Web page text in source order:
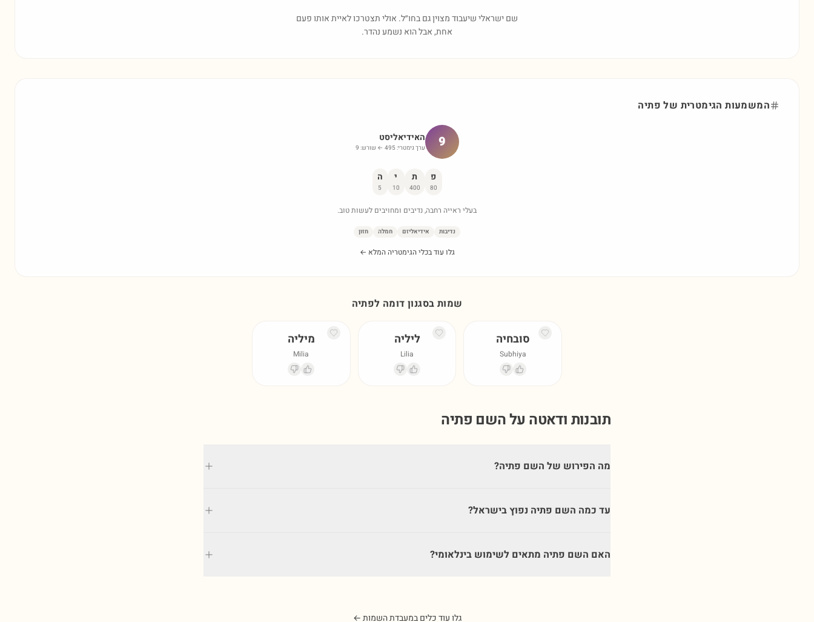
שם ישראלי שיעבוד מצוין גם בחו״ל. אולי תצטרכו לאיית אותו פעם
אחת, אבל הוא נשמע נהדר.
המשמעות הגימטרית של פתיה
9 האידיאליסט
ערך גימטרי: 495 ← שורש: 9
פ
80
ת
400
י
10
ה
5
בעלי ראייה רחבה, נדיבים ומחויבים לעשות טוב.
נדיבות אידיאליזם חמלה חזון
גלו עוד בכלי הגימטריה המלא ←
שמות בסגנון דומה לפתיה
סובחיה
Subhiya
ליליה
Lilia
מיליה
Milia
תובנות ודאטה על השם פתיה
מה הפירוש של השם פתיה?
עד כמה השם פתיה נפוץ בישראל?
האם השם פתיה מתאים לשימוש בינלאומי?
גלו עוד כלים במעבדת השמות ←